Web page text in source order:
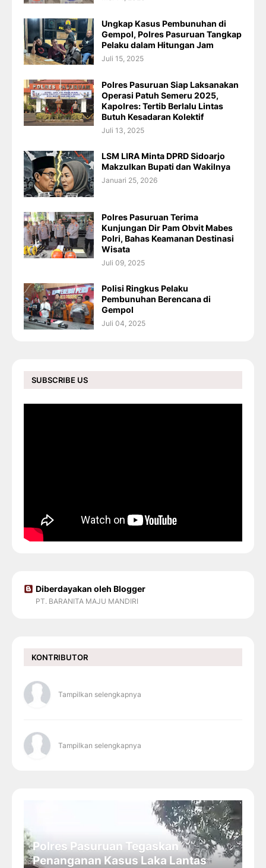
Ungkap Kasus Pembunuhan di
Gempol, Polres Pasuruan Tangkap
Pelaku dalam Hitungan Jam
Juli 15, 2025
Polres Pasuruan Siap Laksanakan
Operasi Patuh Semeru 2025,
Kapolres: Tertib Berlalu Lintas
Butuh Kesadaran Kolektif
Juli 13, 2025
LSM LIRA Minta DPRD Sidoarjo
Makzulkan Bupati dan Wakilnya
Januari 25, 2026
Polres Pasuruan Terima
Kunjungan Dir Pam Obvit Mabes
Polri, Bahas Keamanan Destinasi
Wisata
Juli 09, 2025
Polisi Ringkus Pelaku
Pembunuhan Berencana di
Gempol
Juli 04, 2025
SUBSCRIBE US
Diberdayakan oleh Blogger
PT. BARANITA MAJU MANDIRI
KONTRIBUTOR
Tampilkan selengkapnya
Tampilkan selengkapnya
Polres Pasuruan Tegaskan
Penanganan Kasus Laka Lantas